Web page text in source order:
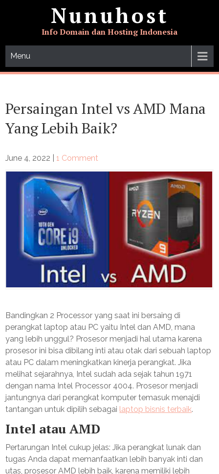
Nunuhost
Info Domain dan Hosting Indonesia
Menu
Persaingan Intel vs AMD Mana
Yang Lebih Baik?
June 4, 2022 |1 Comment
Bandingkan 2 Processor yang saat ini bersaing di
perangkat laptop atau PC yaitu Intel dan AMD, mana
yang lebih unggul? Prosesor menjadi hal utama karena
prosesor ini bisa dibilang inti atau otak dari sebuah laptop
atau PC dalam meningkatkan kinerja perangkat. Jika
melihat sejarahnya, Intel sudah ada sejak tahun 1971
dengan nama Intel Processor 4004. Prosesor menjadi
jantungnya dari perangkat komputer temasuk menajdi
tantangan untuk dipilih sebagai laptop bisnis terbaik.
Intel atau AMD
Pertarungan Intel cukup jelas: Jika perangkat lunak dan
tugas Anda dapat memanfaatkan lebih banyak inti dan
utas, prosesor AMD lebih baik, karena memiliki lebih